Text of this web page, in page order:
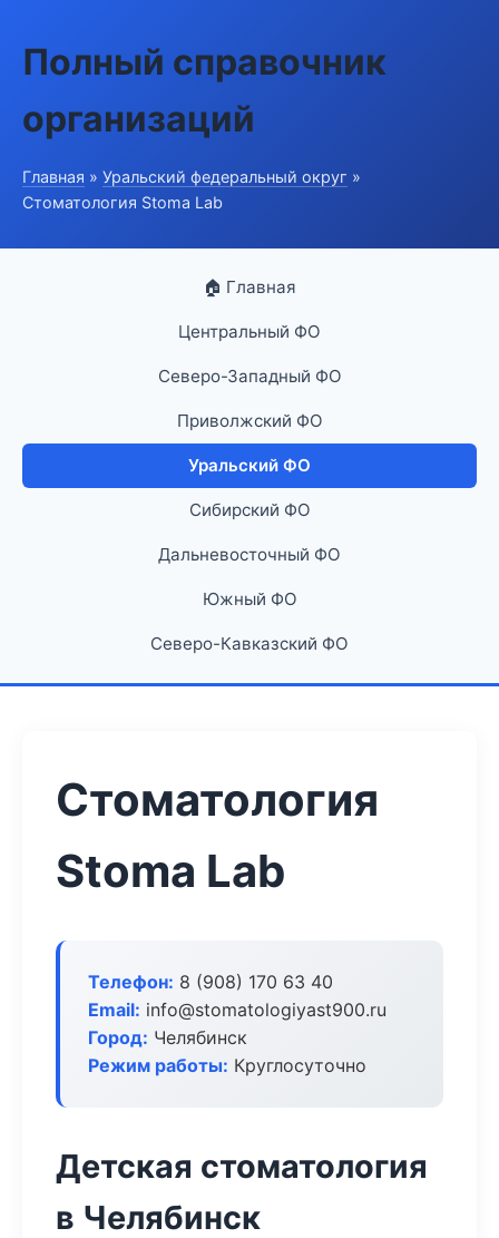
Полный справочник
организаций
Главная » Уральский федеральный округ »
Стоматология Stoma Lab
🏠 Главная
Центральный ФО
Северо-Западный ФО
Приволжский ФО
Уральский ФО
Сибирский ФО
Дальневосточный ФО
Южный ФО
Северо-Кавказский ФО
Стоматология
Stoma Lab
Телефон: 8 (908) 170 63 40
Email: info@stomatologiyast900.ru
Город: Челябинск
Режим работы: Круглосуточно
Детская стоматология
в Челябинск